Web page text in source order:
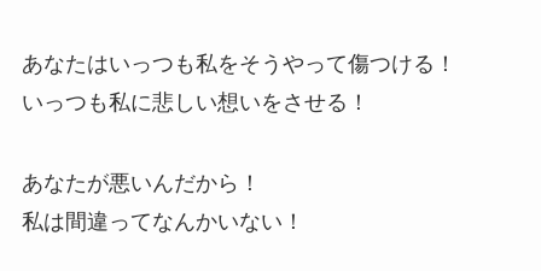
あなたはいっつも私をそうやって傷つける！
いっつも私に悲しい想いをさせる！
あなたが悪いんだから！
私は間違ってなんかいない！